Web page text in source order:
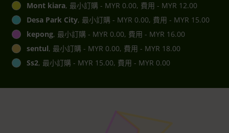
Mont kiara, 最小訂購 - MYR 0.00, 費用 - MYR 12.00
Desa Park City, 最小訂購 - MYR 0.00, 費用 - MYR 15.00
kepong, 最小訂購 - MYR 0.00, 費用 - MYR 16.00
sentul, 最小訂購 - MYR 0.00, 費用 - MYR 18.00
Ss2, 最小訂購 - MYR 15.00, 費用 - MYR 0.00